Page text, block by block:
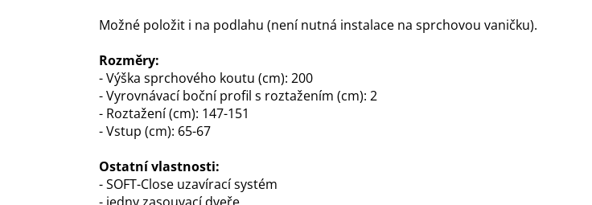
Možné položit i na podlahu (není nutná instalace na sprchovou vaničku).
Rozměry:
- Výška sprchového koutu (cm): 200
- Vyrovnávací boční profil s roztažením (cm): 2
- Roztažení (cm): 147-151
- Vstup (cm): 65-67
Ostatní vlastnosti:
- SOFT-Close uzavírací systém